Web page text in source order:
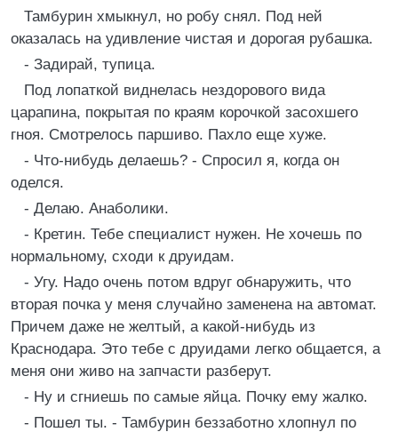
Тамбурин хмыкнул, но робу снял. Под ней
оказалась на удивление чистая и дорогая рубашка.
- Задирай, тупица.
Под лопаткой виднелась нездорового вида
царапина, покрытая по краям корочкой засохшего
гноя. Смотрелось паршиво. Пахло еще хуже.
- Что-нибудь делаешь? - Спросил я, когда он
оделся.
- Делаю. Анаболики.
- Кретин. Тебе специалист нужен. Не хочешь по
нормальному, сходи к друидам.
- Угу. Надо очень потом вдруг обнаружить, что
вторая почка у меня случайно заменена на автомат.
Причем даже не желтый, а какой-нибудь из
Краснодара. Это тебе с друидами легко общается, а
меня они живо на запчасти разберут.
- Ну и сгниешь по самые яйца. Почку ему жалко.
- Пошел ты. - Тамбурин беззаботно хлопнул по